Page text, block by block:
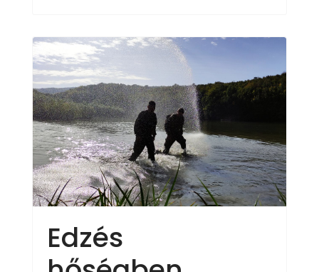
Edzés